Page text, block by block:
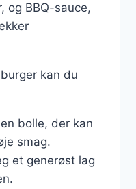
og BBQ-sauce,
kan du
bolle, der kan
smag.
et generøst lag